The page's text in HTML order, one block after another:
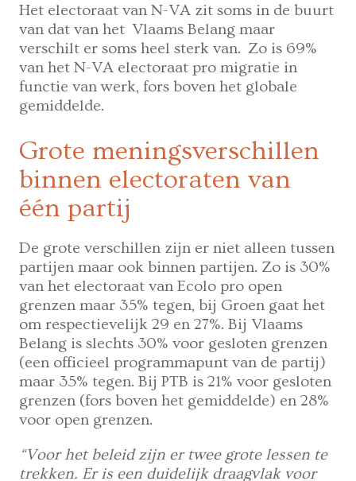
Het electoraat van N-VA zit soms in de buurt
van dat van het Vlaams Belang maar
verschilt er soms heel sterk van. Zo is 69%
van het N-VA electoraat pro migratie in
functie van werk, fors boven het globale
gemiddelde.
Grote meningsverschillen
binnen electoraten van
één partij
De grote verschillen zijn er niet alleen tussen
partijen maar ook binnen partijen. Zo is 30%
van het electoraat van Ecolo pro open
grenzen maar 35% tegen, bij Groen gaat het
om respectievelijk 29 en 27%. Bij Vlaams
Belang is slechts 30% voor gesloten grenzen
(een officieel programmapunt van de partij)
maar 35% tegen. Bij PTB is 21% voor gesloten
grenzen (fors boven het gemiddelde) en 28%
voor open grenzen.
“Voor het beleid zijn er twee grote lessen te
trekken. Er is een duidelijk draagvlak voor